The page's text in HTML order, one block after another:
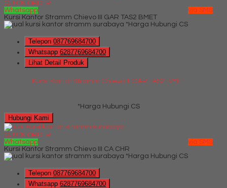
QUICK ORDER
Whatsapp
via SMS
Kursi Kantor Stramm Chievo III GAR TAS2 BMET
*Harga Hubungi CS
Telepon 087769684700
Whatsapp 6287769684700
Lihat Detail Produk
Kursi Kantor Stramm Chievo III GAR TAS2 BMET
*Harga Hubungi CS
Hubungi Kami
QUICK ORDER
Whatsapp
via SMS
Kursi Kantor Stramm Chievo III CA CHR
*Harga Hubungi CS
Telepon 087769684700
Whatsapp 6287769684700